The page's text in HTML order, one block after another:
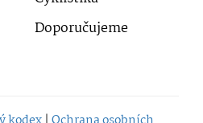
Doporučujeme